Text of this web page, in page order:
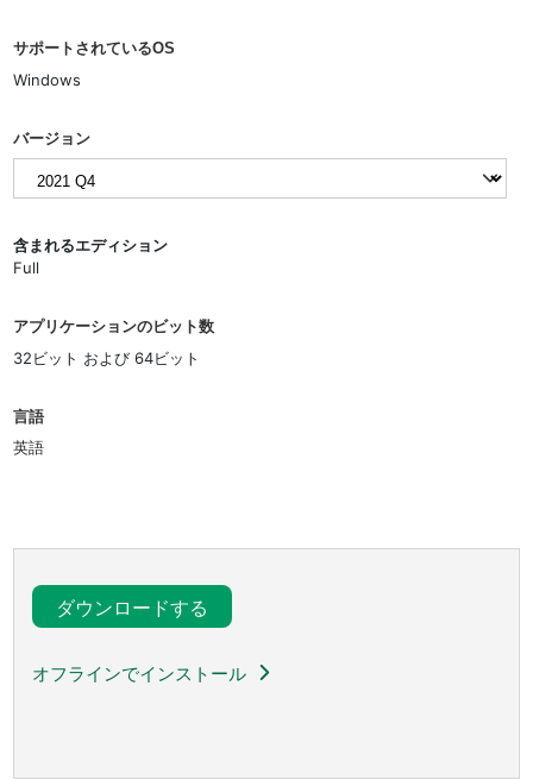
サポートされているOS
Windows
バージョン
含まれるエディション
Full
アプリケーションのビット数
32ビット および 64ビット
言語
英語
ダウンロードする
オフラインでインストール